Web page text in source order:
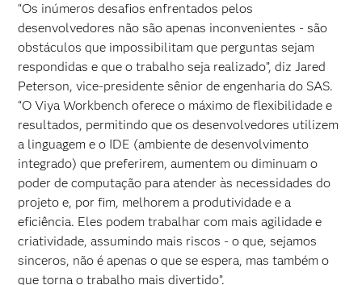
“Os inúmeros desafios enfrentados pelos
desenvolvedores não são apenas inconvenientes - são
obstáculos que impossibilitam que perguntas sejam
respondidas e que o trabalho seja realizado”, diz Jared
Peterson, vice-presidente sênior de engenharia do SAS.
“O Viya Workbench oferece o máximo de flexibilidade e
resultados, permitindo que os desenvolvedores utilizem
a linguagem e o IDE (ambiente de desenvolvimento
integrado) que preferirem, aumentem ou diminuam o
poder de computação para atender às necessidades do
projeto e, por fim, melhorem a produtividade e a
eficiência. Eles podem trabalhar com mais agilidade e
criatividade, assumindo mais riscos - o que, sejamos
sinceros, não é apenas o que se espera, mas também o
que torna o trabalho mais divertido”.